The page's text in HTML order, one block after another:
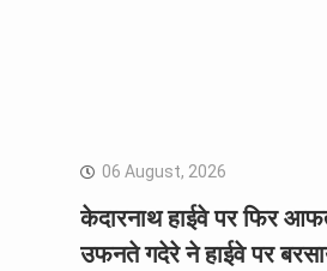
06 August, 2026
केदारनाथ हाईवे पर फिर
उफनते गदेरे ने हाईवे पर